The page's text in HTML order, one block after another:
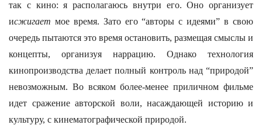
так с кино: я располагаюсь внутри его. Оно организует
исжигает мое время. Зато его “авторы с идеями” в свою
очередь пытаются это время остановить, размещая смыслы и
концепты, организуя наррацию. Однако технология
кинопроизводства делает полный контроль над “природой”
невозможным. Во всяком более-менее приличном фильме
идет сражение авторской воли, насаждающей историю и
культуру, с кинематографической природой.